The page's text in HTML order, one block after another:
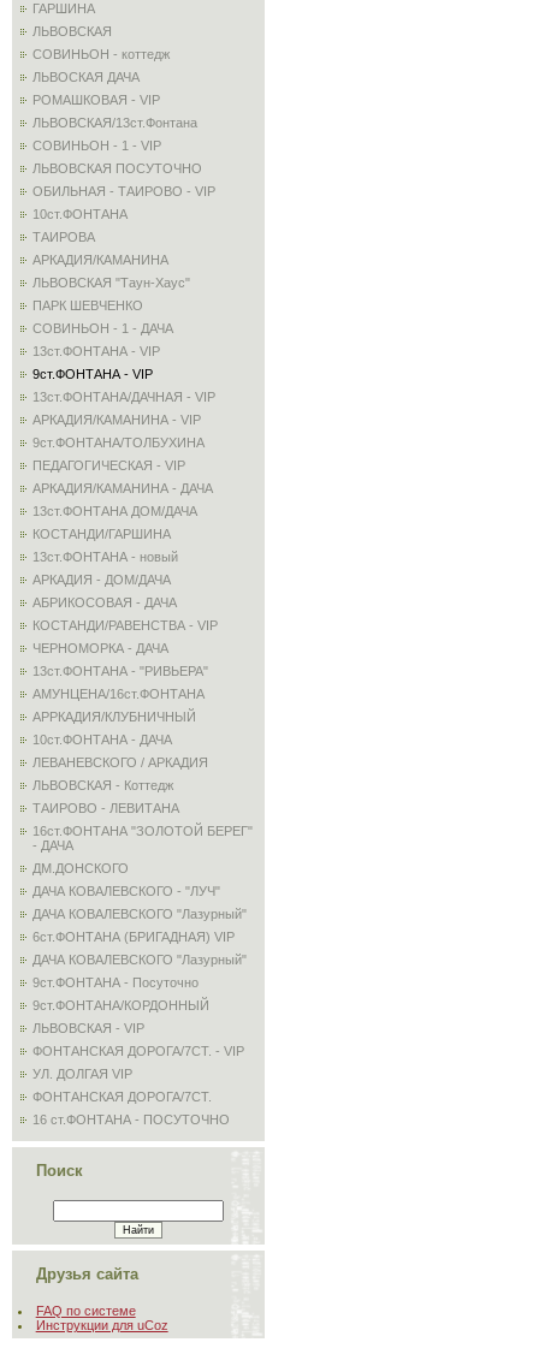
ГАРШИНА
ЛЬВОВСКАЯ
СОВИНЬОН - коттедж
ЛЬВОСКАЯ ДАЧА
РОМАШКОВАЯ - VIP
ЛЬВОВСКАЯ/13ст.Фонтана
СОВИНЬОН - 1 - VIP
ЛЬВОВСКАЯ ПОСУТОЧНО
ОБИЛЬНАЯ - ТАИРОВО - VIP
10ст.ФОНТАНА
ТАИРОВА
АРКАДИЯ/КАМАНИНА
ЛЬВОВСКАЯ "Таун-Хаус"
ПАРК ШЕВЧЕНКО
СОВИНЬОН - 1 - ДАЧА
13ст.ФОНТАНА - VIP
9ст.ФОНТАНА - VIP
13ст.ФОНТАНА/ДАЧНАЯ - VIP
АРКАДИЯ/КАМАНИНА - VIP
9ст.ФОНТАНА/ТОЛБУХИНА
ПЕДАГОГИЧЕСКАЯ - VIP
АРКАДИЯ/КАМАНИНА - ДАЧА
13ст.ФОНТАНА ДОМ/ДАЧА
КОСТАНДИ/ГАРШИНА
13ст.ФОНТАНА - новый
АРКАДИЯ - ДОМ/ДАЧА
АБРИКОСОВАЯ - ДАЧА
КОСТАНДИ/РАВЕНСТВА - VIP
ЧЕРНОМОРКА - ДАЧА
13ст.ФОНТАНА - "РИВЬЕРА"
АМУНЦЕНА/16ст.ФОНТАНА
АРРКАДИЯ/КЛУБНИЧНЫЙ
10ст.ФОНТАНА - ДАЧА
ЛЕВАНЕВСКОГО / АРКАДИЯ
ЛЬВОВСКАЯ - Коттедж
ТАИРОВО - ЛЕВИТАНА
16ст.ФОНТАНА "ЗОЛОТОЙ БЕРЕГ"
- ДАЧА
ДМ.ДОНСКОГО
ДАЧА КОВАЛЕВСКОГО - "ЛУЧ"
ДАЧА КОВАЛЕВСКОГО "Лазурный"
6ст.ФОНТАНА (БРИГАДНАЯ) VIP
ДАЧА КОВАЛЕВСКОГО "Лазурный"
9ст.ФОНТАНА - Посуточно
9ст.ФОНТАНА/КОРДОННЫЙ
ЛЬВОВСКАЯ - VIP
ФОНТАНСКАЯ ДОРОГА/7СТ. - VIP
УЛ. ДОЛГАЯ VIP
ФОНТАНСКАЯ ДОРОГА/7СТ.
16 ст.ФОНТАНА - ПОСУТОЧНО
Поиск
Друзья сайта
FAQ по системе
Инструкции для uCoz